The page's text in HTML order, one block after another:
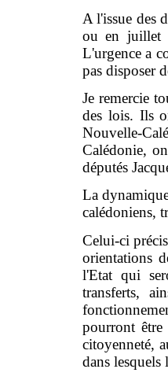
A l'issue des
ou en juillet
L'urgence a
pas disposer
Je remercie
des lois. Ils
Nouvelle-
Calédonie,
députés
La
calédoniens,
Celui-ci
orientations
l'Etat qui
transferts,
pourront
citoyenneté,
dans lesquels